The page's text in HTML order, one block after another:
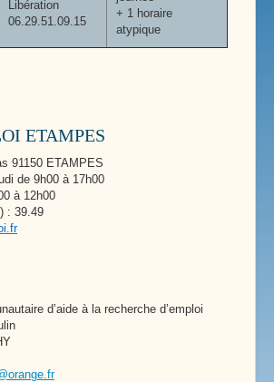
Libération
06.29.51.09.15
+ 1 horaire
atypique
ETAMPES
91150 ETAMPES
de 9h00 à 17h00
à 12h00
: 39.49
d’aide à la recherche d’emploi